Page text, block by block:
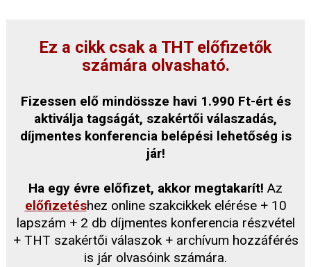
Ez a cikk csak a THT előfizetők
számára olvasható.
Fizessen elő mindössze havi 1.990 Ft-ért és
aktiválja tagságát, szakértői válaszadás,
díjmentes konferencia belépési lehetőség is
jár!
Ha egy évre előfizet, akkor megtakarít! Az
előfizetéshez online szakcikkek elérése + 10
lapszám + 2 db díjmentes konferencia részvétel
+ THT szakértői válaszok + archívum hozzáférés
is jár olvasóink számára.